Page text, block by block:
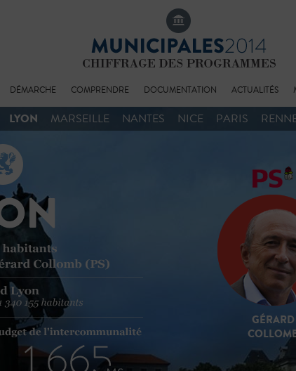
DÉMARCHE COMPRENDRE DOCUMENTATION ACTUALITÉS
LYON MARSEILLE NANTES NICE PARIS
GÉRARD